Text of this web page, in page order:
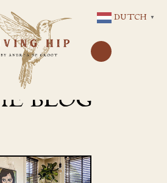
NAAR
DE
INHOUD
BLOG
DUTCH ▼